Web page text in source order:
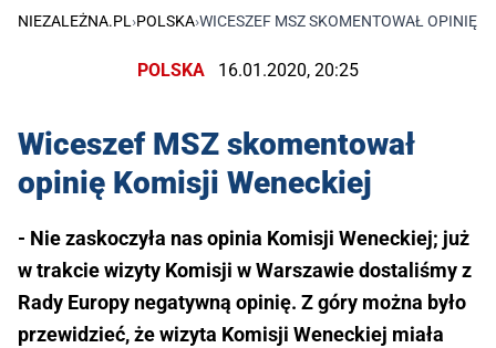
NIEZALEŻNA.PL ›POLSKA›WICESZEF MSZ SKOMENTOWAŁ OPINIĘ
POLSKA 16.01.2020, 20:25
Wiceszef MSZ skomentował
opinię Komisji Weneckiej
- Nie zaskoczyła nas opinia Komisji Weneckiej; już
w trakcie wizyty Komisji w Warszawie dostaliśmy z
Rady Europy negatywną opinię. Z góry można było
przewidzieć, że wizyta Komisji Weneckiej miała